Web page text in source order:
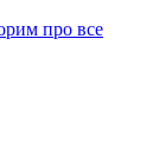
про все